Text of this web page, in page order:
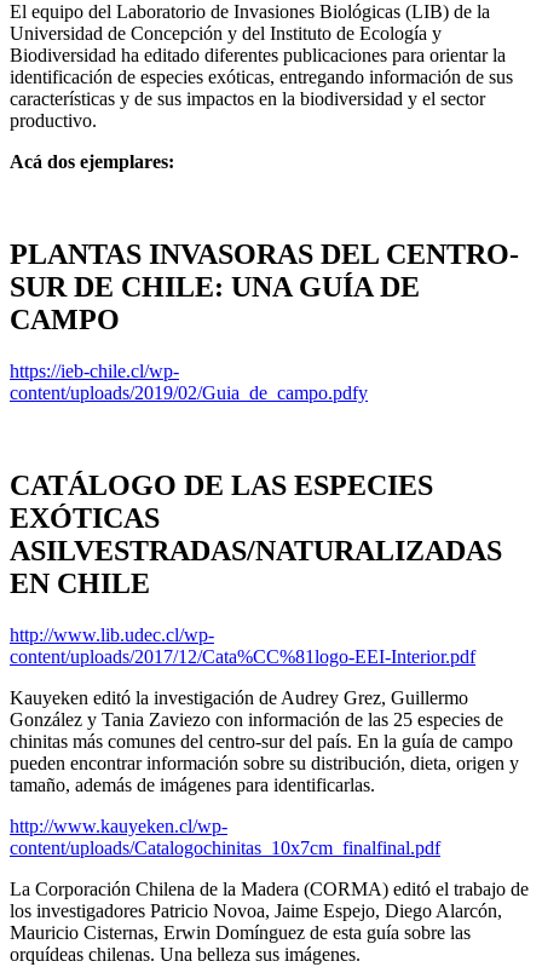
El equipo del Laboratorio de Invasiones Biológicas (LIB) de la
Universidad de Concepción y del Instituto de Ecología y
Biodiversidad ha editado diferentes publicaciones para orientar la
identificación de especies exóticas, entregando información de sus
características y de sus impactos en la biodiversidad y el sector
productivo.
Acá dos ejemplares:
PLANTAS INVASORAS DEL CENTRO-
SUR DE CHILE: UNA GUÍA DE
CAMPO
https://ieb-chile.cl/wp-
content/uploads/2019/02/Guia_de_campo.pdfy
CATÁLOGO DE LAS ESPECIES
EXÓTICAS
ASILVESTRADAS/NATURALIZADAS
EN CHILE
http://www.lib.udec.cl/wp-
content/uploads/2017/12/Cata%CC%81logo-EEI-Interior.pdf
Kauyeken editó la investigación de Audrey Grez, Guillermo
González y Tania Zaviezo con información de las 25 especies de
chinitas más comunes del centro-sur del país. En la guía de campo
pueden encontrar información sobre su distribución, dieta, origen y
tamaño, además de imágenes para identificarlas.
http://www.kauyeken.cl/wp-
content/uploads/Catalogochinitas_10x7cm_finalfinal.pdf
La Corporación Chilena de la Madera (CORMA) editó el trabajo de
los investigadores Patricio Novoa, Jaime Espejo, Diego Alarcón,
Mauricio Cisternas, Erwin Domínguez de esta guía sobre las
orquídeas chilenas. Una belleza sus imágenes.